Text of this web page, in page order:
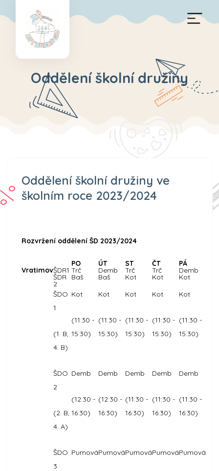
Oddělení školní družiny
Oddělení školní družiny ve
školním roce 2023/2024
Rozvržení oddělení ŠD 2023/2024
PO ÚT ST ČT PÁ
VratimovŠDR1Trč Demb Trč Trč Demb
ŠDR
2
Baš Baš Kot Kot
Kot
ŠDO
1
(1. B,
4. B)
Kot
(11:30 -
15:30)
Kot
(11:30 -
15:30)
Kot
(11:30 -
15:30)
Kot
(11:30 -
15:30)
Kot
(11:30 -
15:30)
ŠDO
2
(2. B,
4. A)
Demb
(12:30 -
16:30)
Demb
(12:30 -
16:30)
Demb
(11:30 -
16:30)
Demb
(11:30 -
16:30)
Demb
(11:30 -
16:30)
ŠDO
3
PumováPumováPumováPumováPumová